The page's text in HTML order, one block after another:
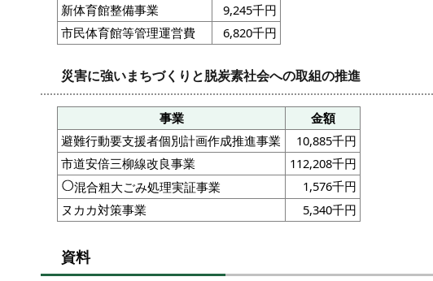
新体育館整備事業
9,245千円
市民体育館等管理運営費
6,820千円
災害に強いまちづくりと脱炭素社会への取組の推進
事業
金額
避難行動要支援者個別計画作成推進事業
10,885千円
市道安倍三柳線改良事業
112,208千円
混合粗大ごみ処理実証事業
1,576千円
ヌカカ対策事業
5,340千円
資料